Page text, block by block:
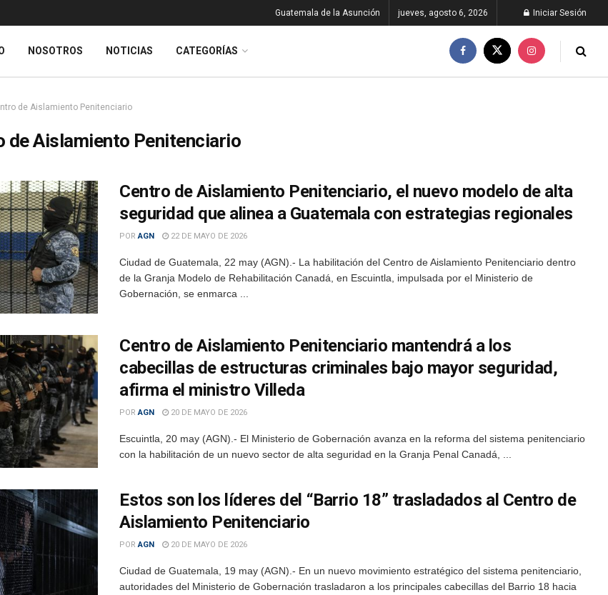
Guatemala de la Asunción jueves, agosto 6, 2026 Iniciar Sesión
NOSOTROS NOTICIAS CATEGORÍAS
de Aislamiento Penitenciario
de Aislamiento Penitenciario
Centro de Aislamiento Penitenciario, el nuevo modelo de alta
seguridad que alinea a Guatemala con estrategias regionales
POR AGN 22 DE MAYO DE 2026
Ciudad de Guatemala, 22 may (AGN).- La habilitación del Centro de Aislamiento Penitenciario dentro
de la Granja Modelo de Rehabilitación Canadá, en Escuintla, impulsada por el Ministerio de
Gobernación, se enmarca ...
Centro de Aislamiento Penitenciario mantendrá a los
cabecillas de estructuras criminales bajo mayor seguridad,
afirma el ministro Villeda
POR AGN 20 DE MAYO DE 2026
Escuintla, 20 may (AGN).- El Ministerio de Gobernación avanza en la reforma del sistema penitenciario
con la habilitación de un nuevo sector de alta seguridad en la Granja Penal Canadá, ...
Estos son los líderes del “Barrio 18” trasladados al Centro de
Aislamiento Penitenciario
POR AGN 20 DE MAYO DE 2026
Ciudad de Guatemala, 19 may (AGN).- En un nuevo movimiento estratégico del sistema penitenciario,
autoridades del Ministerio de Gobernación trasladaron a los principales cabecillas del Barrio 18 hacia